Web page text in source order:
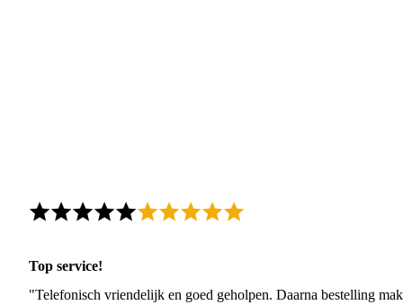
Top service!
"Telefonisch vriendelijk en goed geholpen. Daarna bestelling